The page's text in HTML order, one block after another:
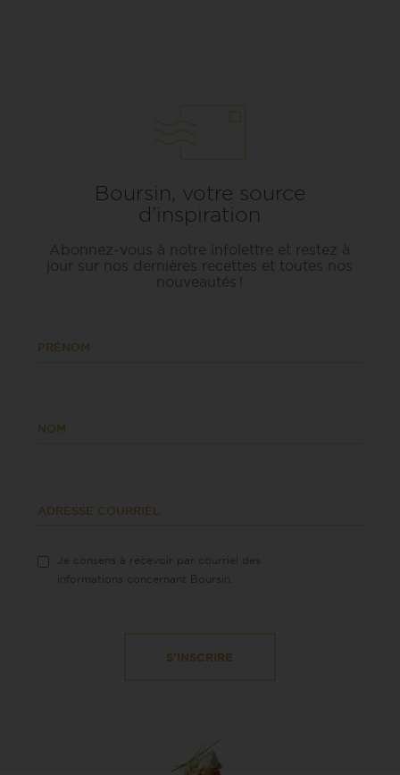
Boursin, votre source
d’inspiration
Abonnez-vous à notre infolettre et restez à
jour sur nos dernières recettes et toutes nos
nouveautés !
PRÉNOM
NOM
ADRESSE COURRIEL
Je consens à recevoir par courriel des
informations concernant Boursin.